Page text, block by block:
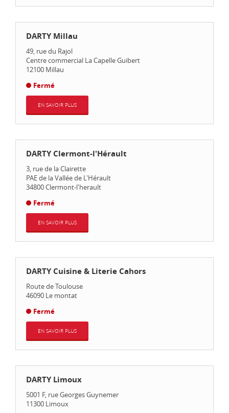
DARTY Millau
49, rue du Rajol
Centre commercial La Capelle Guibert
12100 Millau
Fermé
EN SAVOIR PLUS
DARTY Clermont-l'Hérault
3, rue de la Clairette
PAE de la Vallée de L'Hérault
34800Clermont-l'herault
Fermé
EN SAVOIR PLUS
DARTY Cuisine & Literie Cahors
Route de Toulouse
46090 Le montat
Fermé
EN SAVOIR PLUS
DARTY Limoux
5001 F, rue Georges Guynemer
11300 Limoux